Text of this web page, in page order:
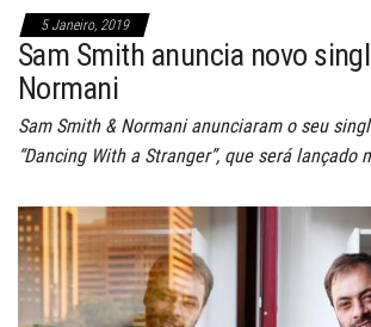
5 Janeiro, 2019
Sam Smith anuncia novo
Normani
Sam Smith & Normani anunciaram o seu
“Dancing With a Stranger”, que será lançado